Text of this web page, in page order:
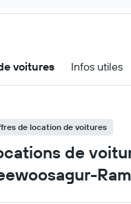
voitures Infos utiles
de location de voitures
de